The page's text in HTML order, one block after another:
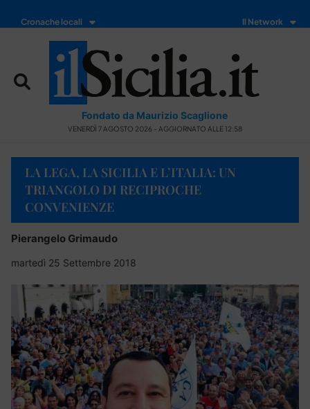
Cronache locali Il Network
Fondato da Maurizio Scaglione
VENERDÌ 7 AGOSTO 2026 - AGGIORNATO ALLE 12:58
LA LEGA, LA SICILIA E L’ITALIA: UN
TRIANGOLO DI RECIPROCHE
CONVENIENZE
Pierangelo Grimaudo
martedì 25 Settembre 2018